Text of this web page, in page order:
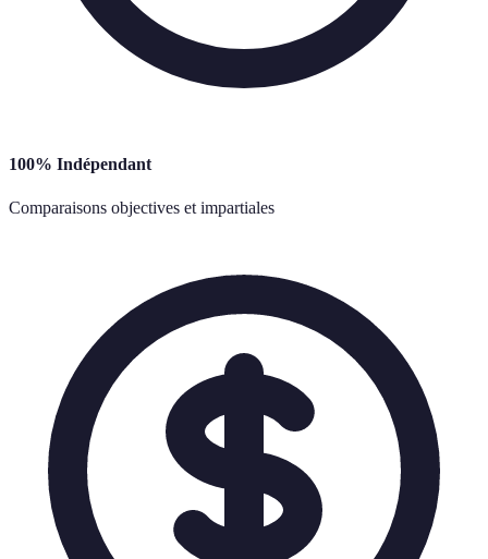
100% Indépendant
Comparaisons objectives et impartiales